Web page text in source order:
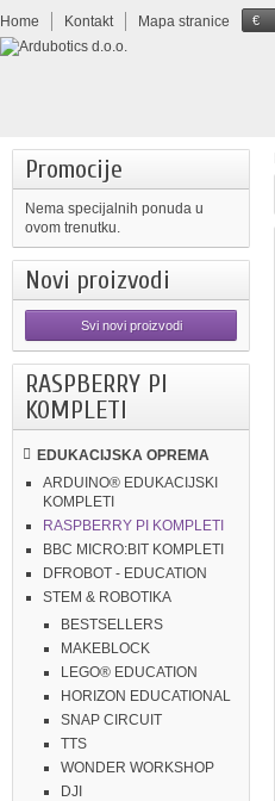
Home Kontakt Mapa stranice €
Promocije
Nema specijalnih ponuda u
ovom trenutku.
Novi proizvodi
Svi novi proizvodi
RASPBERRY PI
KOMPLETI
EDUKACIJSKA OPREMA
ARDUINO® EDUKACIJSKI
KOMPLETI
RASPBERRY PI KOMPLETI
BBC MICRO:BIT KOMPLETI
DFROBOT - EDUCATION
STEM & ROBOTIKA
BESTSELLERS
MAKEBLOCK
LEGO® EDUCATION
HORIZON EDUCATIONAL
SNAP CIRCUIT
TTS
WONDER WORKSHOP
DJI